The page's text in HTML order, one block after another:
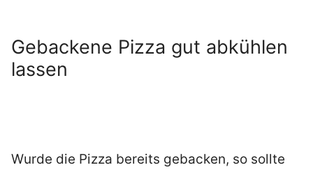
Gebackene Pizza gut abkühlen
lassen
Wurde die Pizza bereits gebacken, so sollte